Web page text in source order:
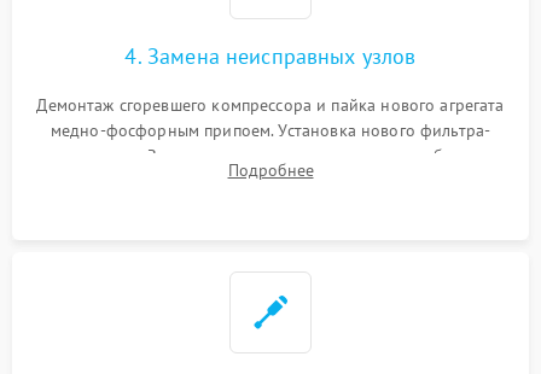
4. Замена неисправных узлов
Демонтаж сгоревшего компрессора и пайка нового агрегата
медно-фосфорным припоем. Установка нового фильтра-
осушителя. Замена изношенных вентиляторов обдува,
сломанных заслонок или поврежденных дверных петель.
Подробнее